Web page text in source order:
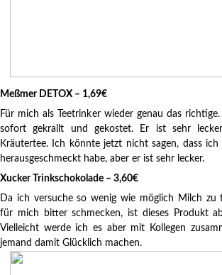
Meßmer DETOX – 1,69€
Für mich als Teetrinker wieder genau das
sofort gekrallt und gekostet. Er ist sehr
Kräutertee. Ich könnte jetzt nicht sagen, dass ich
herausgeschmeckt habe, aber er ist sehr lecker.
Xucker Trinkschokolade – 3,60€
Da ich versuche so wenig wie möglich Milch zu
für mich bitter schmecken, ist dieses Produkt
Vielleicht werde ich es aber mit Kollegen
jemand damit Glücklich machen.